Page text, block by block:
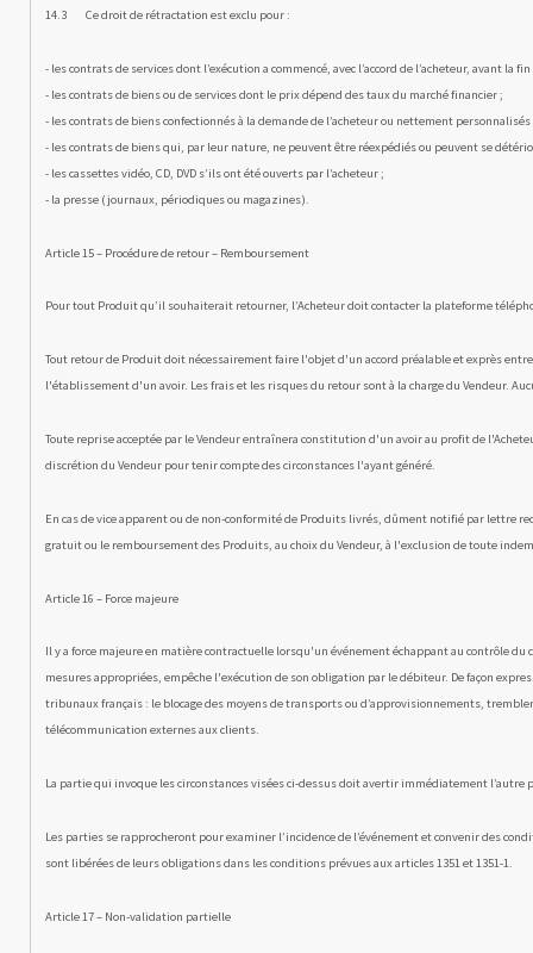
14.3 Ce droit de rétractation est exclu pour :
- les contrats de services dont l’exécution a commencé, avec l’accord de l’acheteur, avant la
- les contrats de biens ou de services dont le prix dépend des taux du marché financier ;
- les contrats de biens confectionnés à la demande de l’acheteur ou nettement personnalisés
- les contrats de biens qui, par leur nature, ne peuvent être réex­pédiés ou peuvent se
- les cassettes vidéo, CD, DVD s’ils ont été ouverts par l’ache­teur ;
- la presse (journaux, périodiques ou magazines).
Article 15 – Procédure de retour – Remboursement
Pour tout Produit qu’il souhaiterait retourner, l’Acheteur doit contacter la plateforme
Tout retour de Produit doit nécessairement faire l'objet d'un accord préalable et exprès
l'établissement d'un avoir. Les frais et les risques du retour sont à la charge du Vendeur.
Toute reprise acceptée par le Vendeur entraînera constitution d'un avoir au profit de
discrétion du Vendeur pour tenir compte des circonstances l'ayant généré.
En cas de vice apparent ou de non-conformité de Produits livrés, dûment notifié par lettre
gratuit ou le remboursement des Produits, au choix du Vendeur, à l'exclusion de toute
Article 16 – Force majeure
Il y a force majeure en matière contractuelle lorsqu'un événement échappant au contrôle
mesures appropriées, empêche l'exécution de son obligation par le débiteur. De façon
tribunaux français : le blocage des moyens de transports ou d’approvision­nements,
télécommunication externes aux clients.
La partie qui invoque les circonstances visées ci-dessus doit avertir immédiatement
Les parties se rapprocheront pour examiner l’incidence de l’événement et convenir des
sont libérées de leurs obligations dans les conditions prévues aux articles 1351 et 1351-1.
Article 17 – Non-validation partielle